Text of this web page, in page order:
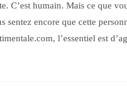
humain. Mais ce que
sentez encore que cette
l’essentiel est